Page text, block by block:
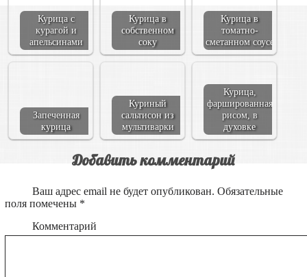
Курица с
курагой и
апельсинами
Курица в
собственном
соку
Курица в
томатно-
сметанном соусе
Запеченная
курица
Куриный
сальтисон из
мультиварки
Курица,
фаршированная
рисом, в
духовке
Добавить комментарий
Ваш адрес email не будет опубликован. Обязательные
поля помечены *
Комментарий